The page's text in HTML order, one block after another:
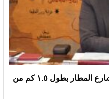
الجيزة: إعلان بدء تطوير ورصف شارع المطار بطول ١.٥ كم من